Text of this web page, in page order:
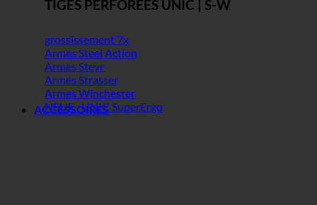
TIGES PERFORÉES UNIC | S-W
grossissement 7x
Armes Steel Action
Armes Steyr
Armes Strasser
Armes Winchester
NEUF : UNIC SuperErgo
ACCESSOIRES